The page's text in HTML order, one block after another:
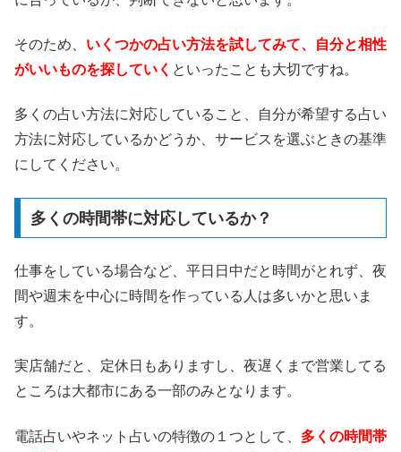
そのため、 いくつかの占い方法を試してみて、自分と相性
がいいものを探していく といったことも大切ですね。
多くの占い方法に対応していること、自分が希望する占い
方法に対応しているかどうか、サービスを選ぶときの基準
にしてください。
多くの時間帯に対応しているか？
仕事をしている場合など、平日日中だと時間がとれず、夜
間や週末を中心に時間を作っている人は多いかと思いま
す。
実店舗だと、定休日もありますし、夜遅くまで営業してる
ところは大都市にある一部のみとなります。
電話占いやネット占いの特徴の１つとして、 多くの時間帯